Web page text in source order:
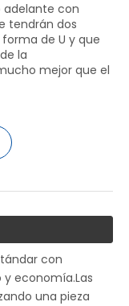
adelante con
tendrán dos
de U y que
la
mejor que el
con
economía.Las
una pieza